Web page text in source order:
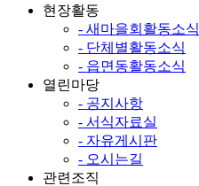
현장활동
- 새마을회활동소식
- 단체별활동소식
- 읍면동활동소식
열린마당
- 공지사항
- 서식자료실
- 자유게시판
- 오시는길
관련조직